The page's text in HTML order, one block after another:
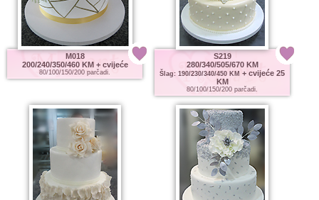
M018
200/240/350/460 KM + cvijeće
80/100/150/200 parčadi.
S219
280/340/505/670 KM
Šlag: 190/230/340/450 KM + cvijeće 25
KM
80/100/150/200 parčadi.